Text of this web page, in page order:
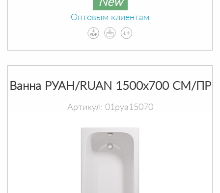
New
Оптовым клиентам
Ванна РУАН/RUAN 1500х700 СМ/ПР
Артикул: 01руа15070